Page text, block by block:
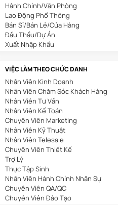
Hành Chính/Văn Phòng
Lao Động Phổ Thông
Bán Sỉ/Bán Lẻ/Cửa Hàng
Đấu Thầu/Dự Án
Xuất Nhập Khẩu
Bất Động Sản
Nhà Hàng/Khách Sạn
Cơ Khí/Ô Tô/Tự Động Hóa
Spa/Làm Đẹp
Y Tế
Mỏ/Địa Chất
An Toàn Lao Động
Biên Phiên Dịch
Viễn Thông
Tài Chính/Ngân Hàng
Du Lịch
Giáo Dục/Đào Tạo
In Ấn/Chế Bản
Kế Toán/Kiểm Toán
Kiến Trúc/Nội Thất
VIỆC LÀM THEO CHỨC DANH
Nhân Viên Kinh Doanh
Nhân Viên Chăm Sóc Khách Hàng
Nhân Viên Tư Vấn
Nhân Viên Kế Toán
Chuyên Viên Marketing
Nhân Viên Kỹ Thuật
Nhân Viên Telesale
Chuyên Viên Thiết Kế
Trợ Lý
Thực Tập Sinh
Nhân Viên Hành Chính Nhân Sự
Chuyên Viên QA/QC
Chuyên Viên Đào Tạo